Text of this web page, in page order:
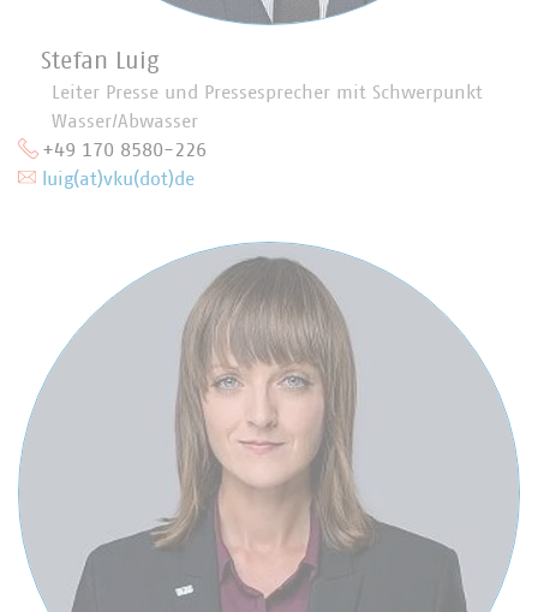
Stefan Luig
Leiter Presse und Pressesprecher mit Schwerpunkt
Wasser/Abwasser
+49 170 8580-226
luig(at)vku(dot)de